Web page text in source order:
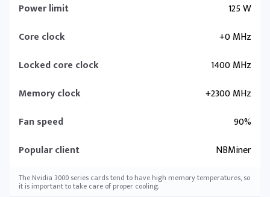
Power limit
125 W
Core clock
+0 MHz
Locked core clock
1400 MHz
Memory clock
+2300 MHz
Fan speed
90%
Popular client
NBMiner
The Nvidia 3000 series cards tend to have high memory temperatures, so
it is important to take care of proper cooling.